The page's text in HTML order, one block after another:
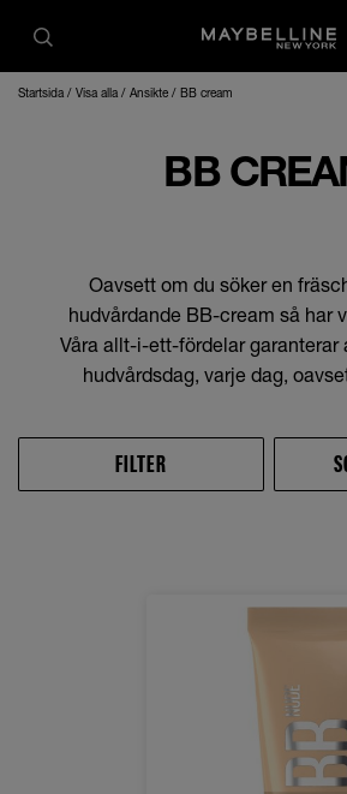
Startsida Visa alla Ansikte BB cream
BB
Oavsett om du söker en
hudvårdande BB-cream så har
Våra allt-i-ett-fördelar garanterar
hudvårdsdag, varje dag,
FILTER